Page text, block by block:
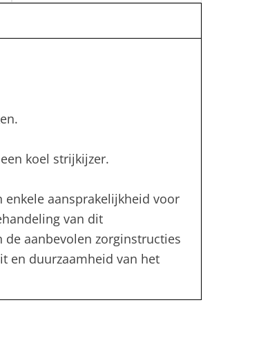
koel strijkijzer.
enkele aansprakelijkheid voor
van dit
de aanbevolen zorginstructies
en duurzaamheid van het